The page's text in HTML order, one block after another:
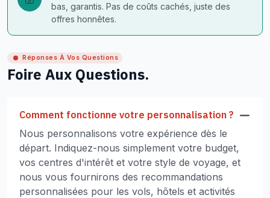
bas, garantis. Pas de coûts cachés, juste des
offres honnêtes.
Réponses À Vos Questions
Foire Aux Questions.
Comment fonctionne votre personnalisation ?
Nous personnalisons votre expérience dès le
départ. Indiquez-nous simplement votre budget,
vos centres d'intérêt et votre style de voyage, et
nous vous fournirons des recommandations
personnalisées pour les vols, hôtels et activités